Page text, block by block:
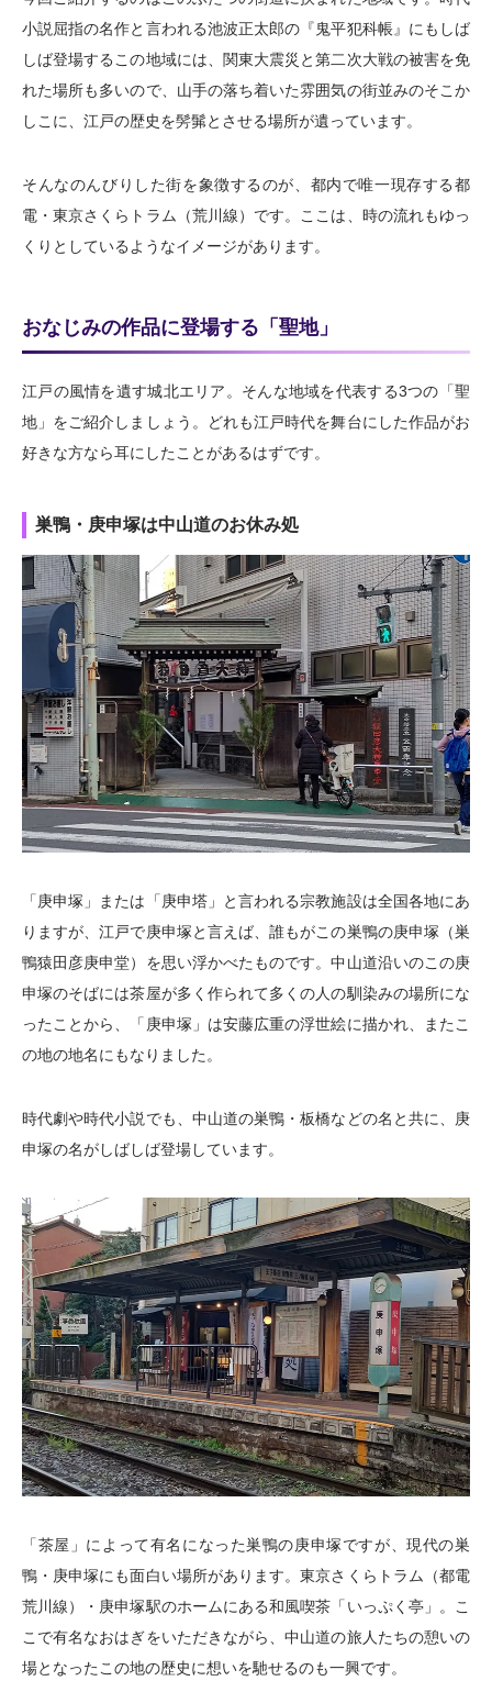
小説屈指の名作と言われる池波正太郎の『鬼平犯科帳』にもしば
しば登場するこの地域には、関東大震災と第二次大戦の被害を免
れた場所も多いので、山手の落ち着いた雰囲気の街並みのそこか
しこに、江戸の歴史を髣髴とさせる場所が遺っています。
そんなのんびりした街を象徴するのが、都内で唯一現存する都
電・東京さくらトラム（荒川線）です。ここは、時の流れもゆっ
くりとしているようなイメージがあります。
おなじみの作品に登場する「聖地」
江戸の風情を遺す城北エリア。そんな地域を代表する3つの「聖
地」をご紹介しましょう。どれも江戸時代を舞台にした作品がお
好きな方なら耳にしたことがあるはずです。
巣鴨・庚申塚は中山道のお休み処
「庚申塚」または「庚申塔」と言われる宗教施設は全国各地にあ
りますが、江戸で庚申塚と言えば、誰もがこの巣鴨の庚申塚（巣
鴨猿田彦庚申堂）を思い浮かべたものです。中山道沿いのこの庚
申塚のそばには茶屋が多く作られて多くの人の馴染みの場所にな
ったことから、「庚申塚」は安藤広重の浮世絵に描かれ、またこ
の地の地名にもなりました。
時代劇や時代小説でも、中山道の巣鴨・板橋などの名と共に、庚
申塚の名がしばしば登場しています。
「茶屋」によって有名になった巣鴨の庚申塚ですが、現代の巣
鴨・庚申塚にも面白い場所があります。東京さくらトラム（都電
荒川線）・庚申塚駅のホームにある和風喫茶「いっぷく亭」。こ
こで有名なおはぎをいただきながら、中山道の旅人たちの憩いの
場となったこの地の歴史に想いを馳せるのも一興です。